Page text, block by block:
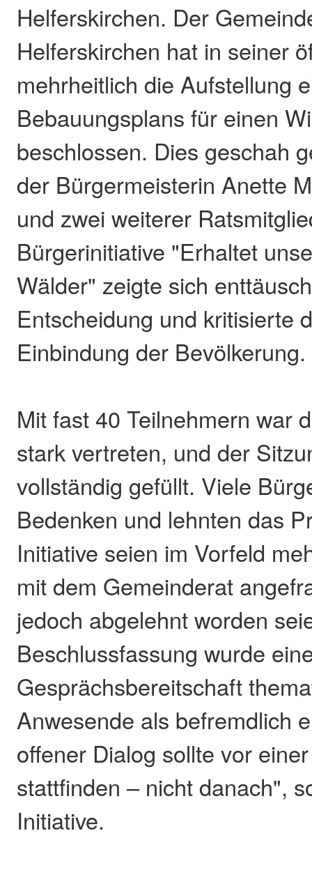
Helferskirchen. Der
Helferskirchen hat in seiner
mehrheitlich die Aufstellung
Bebauungsplans für einen
beschlossen. Dies geschah
der Bürgermeisterin Anette
und zwei weiterer
Bürgerinitiative "Erhaltet
Wälder" zeigte sich
Entscheidung und kritisierte
Einbindung der Bevölkerung.
Mit fast 40 Teilnehmern war
stark vertreten, und der
vollständig gefüllt. Viele
Bedenken und lehnten das
Initiative seien im Vorfeld
mit dem Gemeinderat
jedoch abgelehnt worden
Beschlussfassung wurde
Gesprächsbereitschaft
Anwesende als befremdlich
offener Dialog sollte vor
stattfinden – nicht danach",
Initiative.